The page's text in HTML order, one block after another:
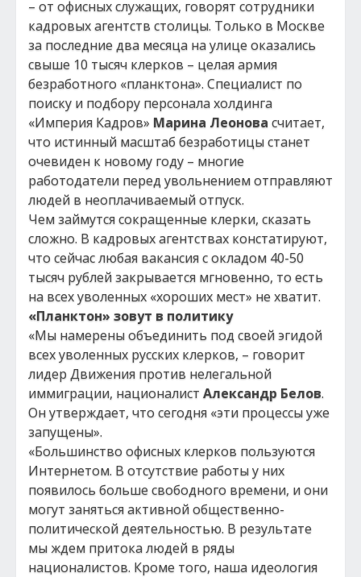
– от офисных служащих, говорят сотрудники
кадровых агентств столицы. Только в Москве
за последние два месяца на улице оказались
свыше 10 тысяч клерков – целая армия
безработного «планктона». Специалист по
поиску и подбору персонала холдинга
«Империя Кадров» Марина Леонова считает,
что истинный масштаб безработицы станет
очевиден к новому году – многие
работодатели перед увольнением отправляют
людей в неоплачиваемый отпуск.
Чем займутся сокращенные клерки, сказать
сложно. В кадровых агентствах констатируют,
что сейчас любая вакансия с окладом 40-50
тысяч рублей закрывается мгновенно, то есть
на всех уволенных «хороших мест» не хватит.
«Планктон» зовут в политику
«Мы намерены объединить под своей эгидой
всех уволенных русских клерков, – говорит
лидер Движения против нелегальной
иммиграции, националист Александр Белов.
Он утверждает, что сегодня «эти процессы уже
запущены».
«Большинство офисных клерков пользуются
Интернетом. В отсутствие работы у них
появилось больше свободного времени, и они
могут заняться активной общественно-
политической деятельностью. В результате
мы ждем притока людей в ряды
националистов. Кроме того, наша идеология